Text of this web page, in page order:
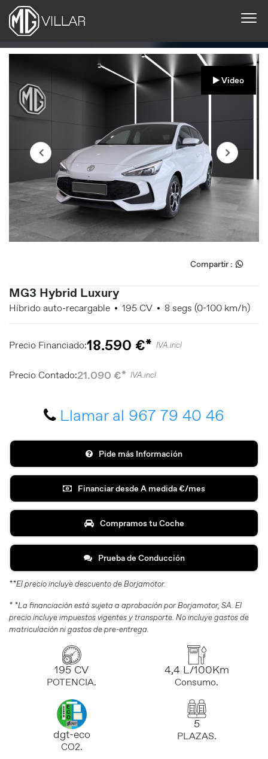
Video
Compartir :
MG3 Hybrid Luxury
Híbrido auto-recargable 195 CV 8 segs (0-100 km/h)
Precio Financiado:18.590 €* IVA.incl
Precio Contado:21.090 €* IVA.incl
Llamar al 967 79 40 46
Pide más Información
Financiar desde A medida €/mes
Compramos tu Coche
Prueba de Conducción
**El precio incluye descuento de Borjamotor.
* *La financiación está sujeta a aprobación por Borjamotor, SA. El
precio incluye impuestos vigentes y transporte. No incluye gastos de
matriculación ni gastos de pre-entrega.
195 CV
POTENCIA.
4,4 L/100Km
Consumo.
dgt-eco
CO2.
5
PLAZAS.